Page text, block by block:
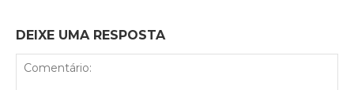
DEIXE UMA RESPOSTA